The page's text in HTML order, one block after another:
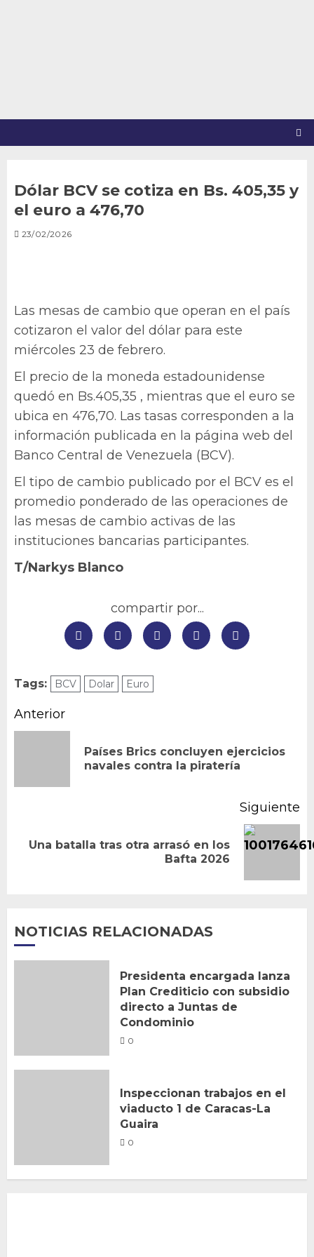
Dólar BCV se cotiza en Bs. 405,35 y
el euro a 476,70
23/02/2026
Las mesas de cambio que operan en el país
cotizaron el valor del dólar para este
miércoles 23 de febrero.
El precio de la moneda estadounidense
quedó en Bs.405,35 , mientras que el euro se
ubica en 476,70. Las tasas corresponden a la
información publicada en la página web del
Banco Central de Venezuela (BCV).
El tipo de cambio publicado por el BCV es el
promedio ponderado de las operaciones de
las mesas de cambio activas de las
instituciones bancarias participantes.
T/Narkys Blanco
compartir por...
Tags: BCV Dolar Euro
Navegación
entradas
Anterior
Países Brics concluyen ejercicios
navales contra la piratería
Siguiente
Siguiente
Una batalla tras otra arrasó en los
Bafta 2026
NOTICIAS RELACIONADAS
Presidenta encargada lanza
Plan Crediticio con subsidio
directo a Juntas de
Condominio
0
Inspeccionan trabajos en el
viaducto 1 de Caracas-La
Guaira
0